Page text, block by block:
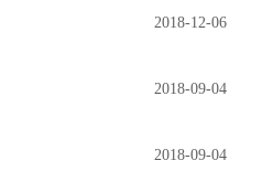
2018-12-06
2018-09-04
2018-09-04